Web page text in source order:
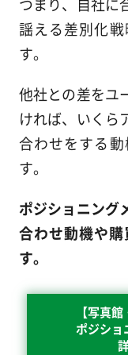
つまり、自社に
謡える差別化
す。
他社との差をユ
ければ、いくら
合わせをする
す。
ポジショニング
合わせ動機や
す。
【写真
ポジショ